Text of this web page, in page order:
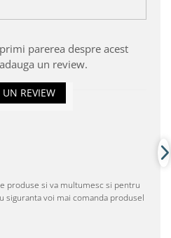
parerea despre acest
un review.
UN REVIEW
produse si va multumesc si pentru
siguranta voi mai comanda produsel